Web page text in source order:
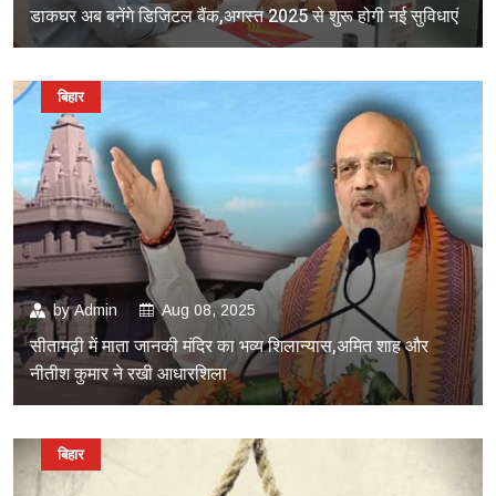
डाकघर अब बनेंगे डिजिटल बैंक,अगस्त 2025 से शुरू होगी नई सुविधाएं
byAdmin Aug 08, 2025
सीतामढ़ी में माता जानकी मंदिर का भव्य शिलान्यास,अमित शाह और
नीतीश कुमार ने रखी आधारशिला
बिहार
बिहार